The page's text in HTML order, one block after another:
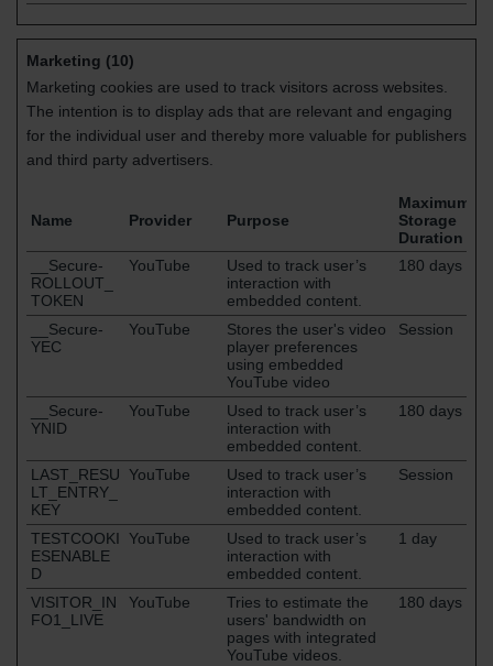
Marketing (10)
Marketing cookies are used to track visitors across websites.
The intention is to display ads that are relevant and engaging
for the individual user and thereby more valuable for publishers
and third party advertisers.
Name Provider Purpose
Maximum
Storage
Duration
__Secure-
ROLLOUT_
TOKEN
YouTube
Used to track user’s
interaction with
embedded content.
180 days
__Secure-
YEC
YouTube
Stores the user's video
player preferences
using embedded
YouTube video
Session
__Secure-
YNID
YouTube
Used to track user’s
interaction with
embedded content.
180 days
LAST_RESU
LT_ENTRY_
KEY
YouTube
Used to track user’s
interaction with
embedded content.
Session
TESTCOOKI
ESENABLE
D
YouTube
Used to track user’s
interaction with
embedded content.
1 day
VISITOR_IN
FO1_LIVE
YouTube
Tries to estimate the
users' bandwidth on
pages with integrated
YouTube videos.
180 days